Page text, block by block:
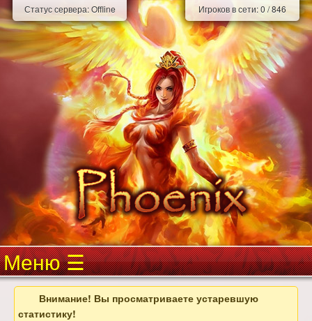
Статус сервера:Offline Игроков в сети:0 /846
Меню
Внимание! Вы просматриваете устаревшую
статистику!